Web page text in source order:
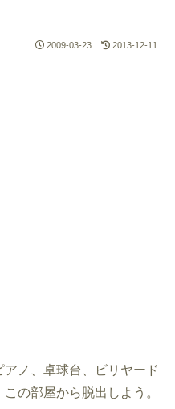
2009-03-23 2013-12-11
ノ、卓球台、ビリヤード
の部屋から脱出しよう。